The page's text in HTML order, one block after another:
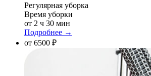
Регулярная уборка
Время уборки
от 2 ч 30 мин
Подробнее →
от 6500 ₽